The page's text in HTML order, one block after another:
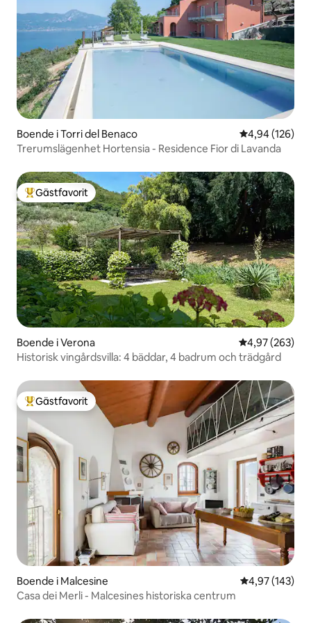
Boende i Torri del Benaco 4,94 av 5 i
4,94 (126)
Trerumslägenhet Hortensia - Residence Fior di Lavanda
Populär gästfavorit
Gästfavorit
Boende i Verona 4,97 av 5 i
4,97 (263)
Historisk vingårdsvilla: 4 bäddar, 4 badrum och trädgård
Populär gästfavorit
Gästfavorit
Boende i Malcesine 4,97 av 5 i
4,97 (143)
Casa dei Merli - Malcesines historiska centrum